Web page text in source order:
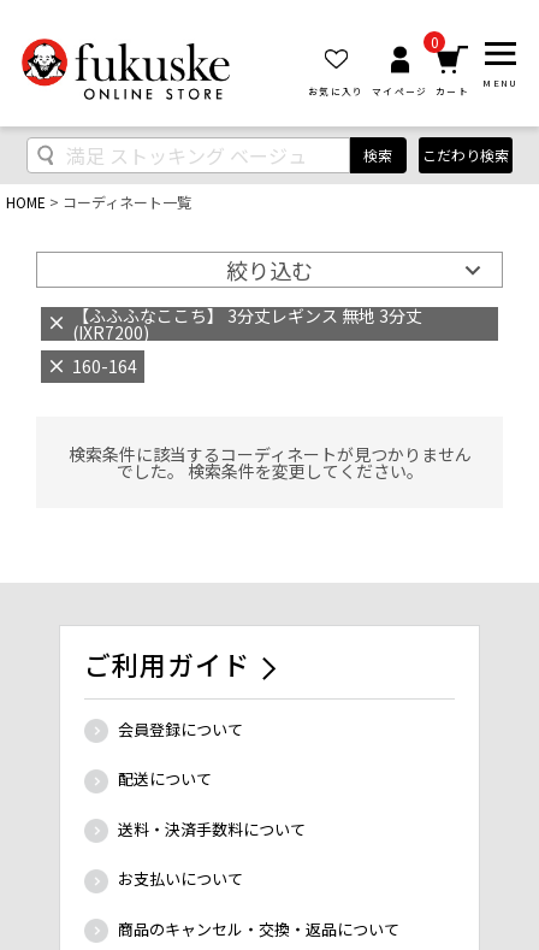
お気に入り マイページ
0
カート
MENU
検索 こだわり検索
HOME コーディネート一覧
絞り込む
【ふふふなここち】 3分丈レギンス 無地 3分丈
(IXR7200)
160-164
検索条件に該当するコーディネートが見つかりません
でした。 検索条件を変更してください。
ご利用ガイド
会員登録について
配送について
送料・決済手数料について
お支払いについて
商品のキャンセル・交換・返品について